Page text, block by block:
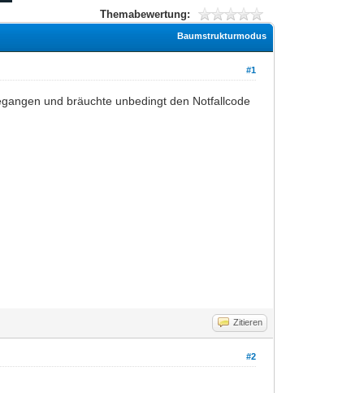
Themabewertung:
Baumstrukturmodus
#1
und bräuchte unbedingt den Notfallcode
Zitieren
#2